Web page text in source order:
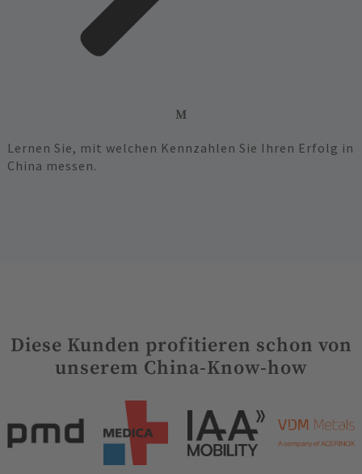
M‍
Lernen Sie, mit welchen Kennzahlen Sie Ihren Erfolg in
China messen.
Diese Kunden profitieren schon von
unserem China-Know-how